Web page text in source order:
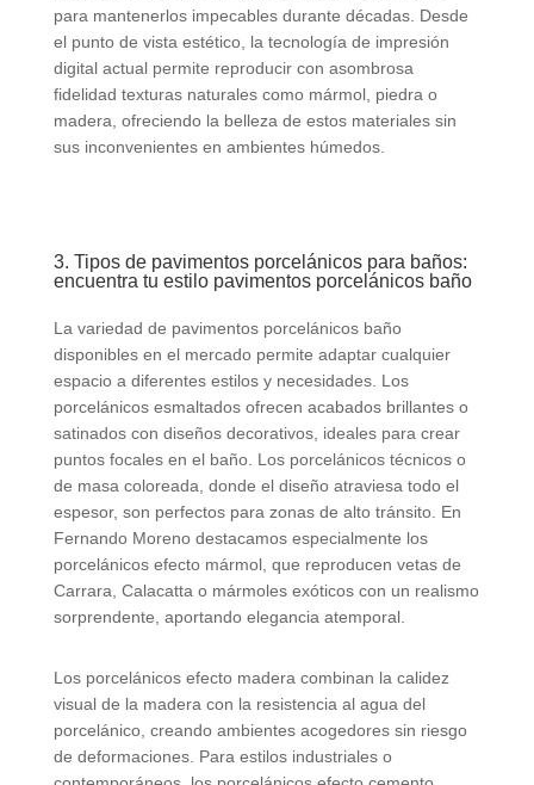
para mantenerlos impecables durante décadas. Desde
el punto de vista estético, la tecnología de impresión
digital actual permite reproducir con asombrosa
fidelidad texturas naturales como mármol, piedra o
madera, ofreciendo la belleza de estos materiales sin
sus inconvenientes en ambientes húmedos.
3. Tipos de pavimentos porcelánicos para baños:
encuentra tu estilo pavimentos porcelánicos baño
La variedad de pavimentos porcelánicos baño
disponibles en el mercado permite adaptar cualquier
espacio a diferentes estilos y necesidades. Los
porcelánicos esmaltados ofrecen acabados brillantes o
satinados con diseños decorativos, ideales para crear
puntos focales en el baño. Los porcelánicos técnicos o
de masa coloreada, donde el diseño atraviesa todo el
espesor, son perfectos para zonas de alto tránsito. En
Fernando Moreno destacamos especialmente los
porcelánicos efecto mármol, que reproducen vetas de
Carrara, Calacatta o mármoles exóticos con un realismo
sorprendente, aportando elegancia atemporal.
Los porcelánicos efecto madera combinan la calidez
visual de la madera con la resistencia al agua del
porcelánico, creando ambientes acogedores sin riesgo
de deformaciones. Para estilos industriales o